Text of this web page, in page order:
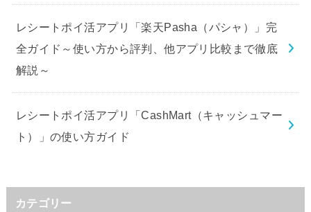
レシートポイ活アプリ「楽天Pasha（パシャ）」完
全ガイド～使い方から評判、他アプリ比較まで徹底
解説～
レシートポイ活アプリ「CashMart（キャッシュマー
ト）」の使い方ガイド
カテゴリー